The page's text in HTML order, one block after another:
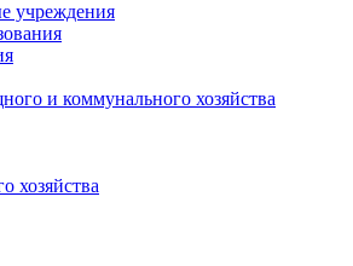
учреждения
и коммунального хозяйства
хозяйства